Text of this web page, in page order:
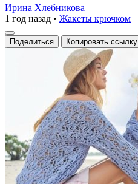
Ирина Хлебникова
1 год назад • Жакеты крючком
Поделиться Копировать ссылку